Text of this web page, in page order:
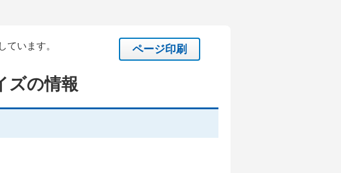
ています。 ページ印刷
ズの情報